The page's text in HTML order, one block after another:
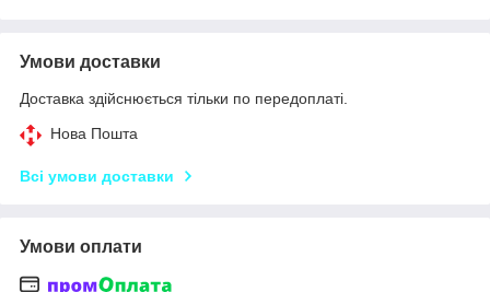
Умови доставки
Доставка здійснюється тільки по передоплаті.
Нова Пошта
Всі умови доставки
Умови оплати